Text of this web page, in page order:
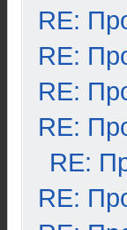
RE:
RE:
RE:
RE:
RE:
RE: